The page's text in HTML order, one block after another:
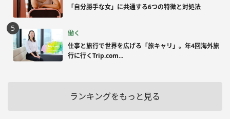
「自分勝手な女」に共通する6つの特徴と対処法
働く
仕事と旅行で世界を広げる「旅キャリ」。年4回海外旅
行に行くTrip.com...
ランキングをもっと見る